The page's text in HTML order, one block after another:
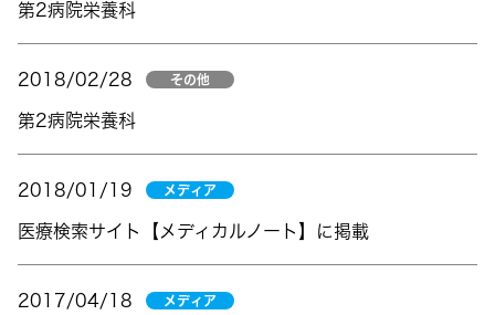
第2病院栄養科
2018/02/28 その他
第2病院栄養科
2018/01/19 メディア
医療検索サイト【メディカルノート】に掲載
2017/04/18 メディア